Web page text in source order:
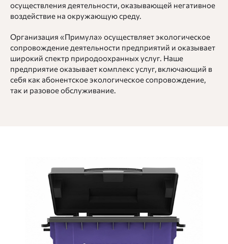
осуществления деятельности, оказывающей негативное
воздействие на окружающую среду.
Организация «Примула» осуществляет экологическое
сопровождение деятельности предприятий и оказывает
широкий спектр природоохранных услуг. Наше
предприятие оказывает комплекс услуг, включающий в
себя как абонентское экологическое сопровождение,
так и разовое обслуживание.